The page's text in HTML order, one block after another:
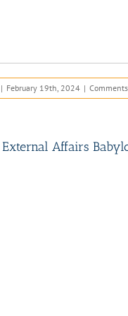
| February 19th, 2024 |
External Affairs